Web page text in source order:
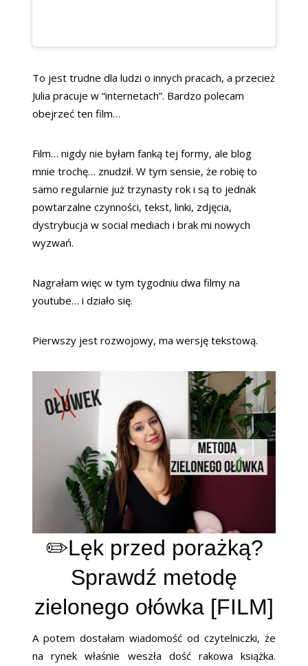
To jest trudne dla ludzi o innych pracach, a przecież
Julia pracuje w “internetach”. Bardzo polecam
obejrzeć ten film…
Film… nigdy nie byłam fanką tej formy, ale blog
mnie trochę… znudził. W tym sensie, że robię to
samo regularnie już trzynasty rok i są to jednak
powtarzalne czynności, tekst, linki, zdjęcia,
dystrybucja w social mediach i brak mi nowych
wyzwań.
Nagrałam więc w tym tygodniu dwa filmy na
youtube… i działo się.
Pierwszy jest rozwojowy, ma wersję tekstową.
✏️Lęk przed porażką?
Sprawdź metodę
zielonego ołówka [FILM]
A potem dostałam wiadomość od czytelniczki, że
na rynek właśnie weszła dość rakowa książka.